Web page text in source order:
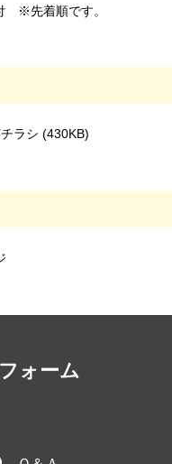
※先着順です。
ラシ (430KB)
ォーム